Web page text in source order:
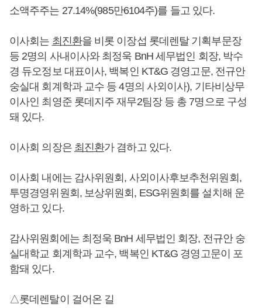
소액주주는 27.14%(985만6104주)를 들고 있다.
이사회는 최진환을 비롯 이장섭 롯데렌탈 기획부문장
등 2명의 사내이사와 최정욱 BnH 세무법인 회장, 박수
경 듀오정보 대표이사, 백복인 KT&G 경영고문, 전규안
숭실대 회계학과 교수 등 4명의 사외이사), 기타비상무
이사인 최영준 롯데지주 재무2팀장 등 총 7명으로 구성
돼 있다.
이사회 의장은 최진환가 겸하고 있다.
이사회 내에는 감사위원회, 사외이사후보추천위원회,
투명경영위원회, 보상위원회, ESG위원회를 설치해 운
영하고 있다.
감사위원회에는 최정욱 BnH 세무법인 회장, 전규안 숭
실대학교 회계학과 교수, 백복인 KT&G 경영고문이 포
함돼 있다.
△롯데렌탈이 걸어온 길